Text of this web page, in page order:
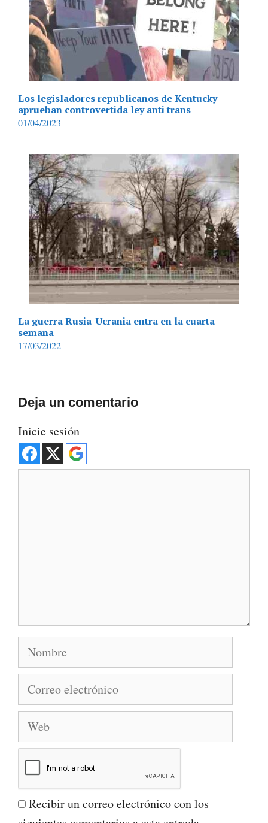
Los legisladores republicanos de Kentucky
aprueban controvertida ley anti trans
01/04/2023
La guerra Rusia-Ucrania entra en la cuarta
semana
17/03/2022
Deja un comentario
Inicie sesión
Nombre
Correo
electrónico
Web
Recibir un correo electrónico con los